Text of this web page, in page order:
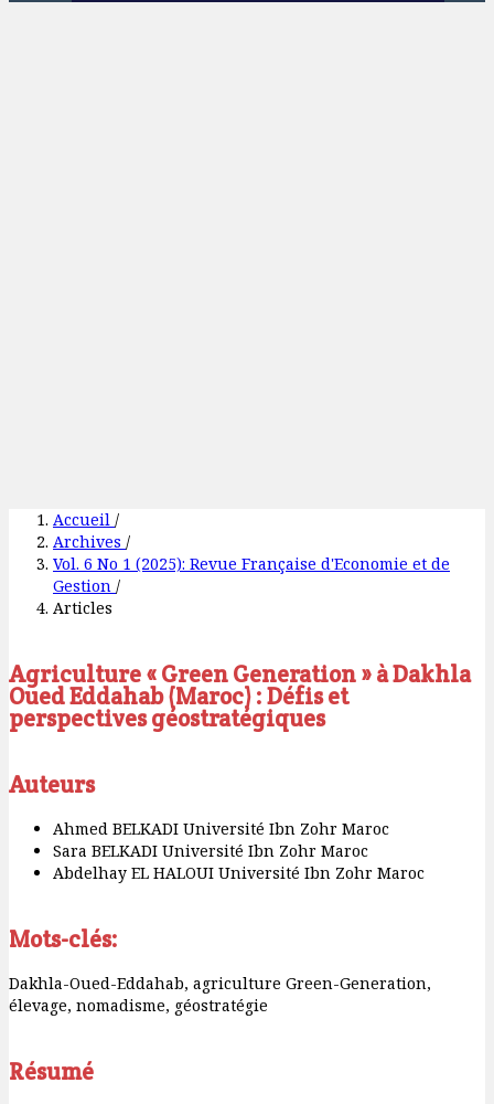
Accueil /
Archives /
Vol. 6 No 1 (2025): Revue Française d'Economie et de
Gestion /
Articles
Agriculture « Green Generation » à Dakhla
Oued Eddahab (Maroc) : Défis et
perspectives géostratégiques
Auteurs
Ahmed BELKADI Université Ibn Zohr Maroc
Sara BELKADI Université Ibn Zohr Maroc
Abdelhay EL HALOUI Université Ibn Zohr Maroc
Mots-clés:
Dakhla-Oued-Eddahab, agriculture Green-Generation,
élevage, nomadisme, géostratégie
Résumé